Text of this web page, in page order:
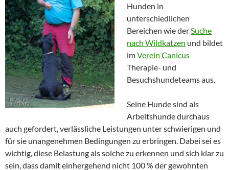
Hunden in
unterschiedlichen
Bereichen wie der Suche
nach Wildkatzen und bildet
imVerein Canicus
Therapie- und
Besuchshundeteams aus.
Seine Hunde sind als
Arbeitshunde durchaus
auch gefordert, verlässliche Leistungen unter schwierigen und
für sie unangenehmen Bedingungen zu erbringen. Dabei sei es
wichtig, diese Belastung als solche zu erkennen und sich klar zu
sein, dass damit einhergehend nicht 100 % der gewohnten